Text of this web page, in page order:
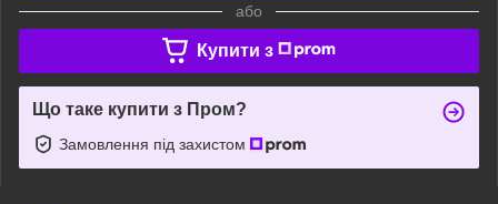
або
Купити з
Що таке купити з Пром?
Замовлення під захистом